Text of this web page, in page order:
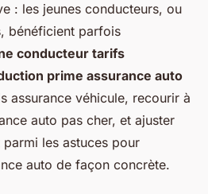
: les jeunes conducteurs, ou
bénéficient parfois
conducteur tarifs
prime assurance auto
assurance véhicule, recourir à
auto pas cher, et ajuster
les astuces pour
auto de façon concrète.